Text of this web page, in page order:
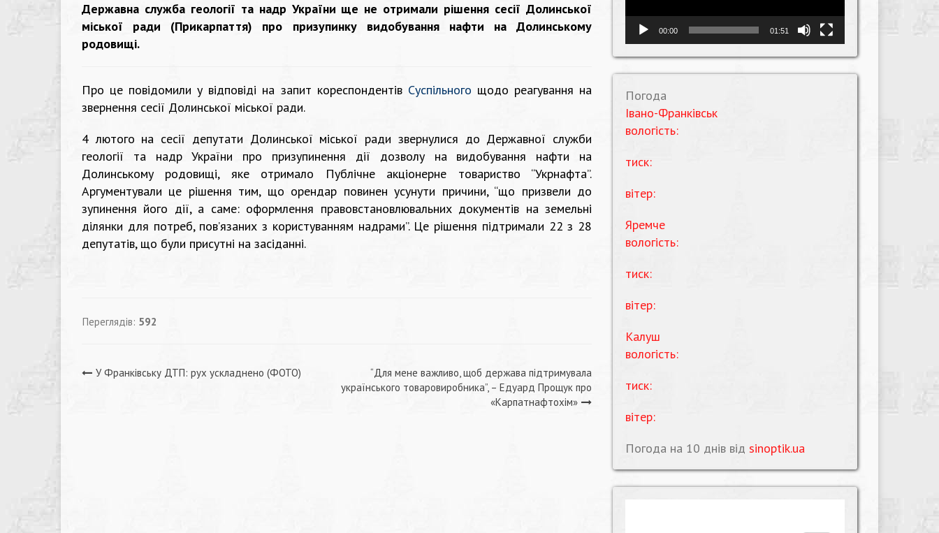
Державна служба геології та надр України ще не отримали рішення сесії Долинської
міської ради (Прикарпаття) про призупинку видобування нафти на Долинському
родовищі.
Про це повідомили у відповіді на запит кореспондентів Суспільного щодо реагування на
звернення сесії Долинської міської ради.
4 лютого на сесії депутати Долинської міської ради звернулися до Державної служби
геології та надр України про призупинення дії дозволу на видобування нафти на
Долинському родовищі, яке отримало Публічне акціонерне товариство “Укрнафта”.
Аргументували це рішення тим, що орендар повинен усунути причини, “що призвели до
зупинення його дії, а саме: оформлення правовстановлювальних документів на земельні
ділянки для потреб, пов’язаних з користуванням надрами”. Це рішення підтримали 22 з 28
депутатів, що були присутні на засіданні.
Переглядів: 592
Навігація
У Франківську ДТП: рух ускладнено (ФОТО)
“Для мене важливо, щоб держава підтримувала
українського товаровиробника”, – Едуард Прощук про
«Карпатнафтохім»
00:00 01:51
Погода
Івано-Франківськ
вологість:
тиск:
вітер:
Яремче
вологість:
тиск:
вітер:
Калуш
вологість:
тиск:
вітер:
Погода на 10 днів від sinoptik.ua